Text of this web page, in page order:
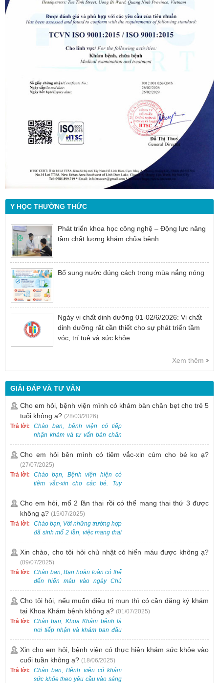
Y HỌC THƯỜNG THỨC
Phát triển khoa học công nghệ – Động lực nâng
tầm chất lượng khám chữa bệnh
Bổ sung nước đúng cách trong mùa nắng nóng
Ngày vi chất dinh dưỡng 01-02/6/2026: Vi chất
dinh dưỡng rất cần thiết cho sự phát triển tầm
vóc, trí tuệ và sức khỏe
Xem thêm
GIẢI ĐÁP VÀ TƯ VẤN
Cho em hỏi, bệnh viện mình có khám bàn chân bẹt cho trẻ 5
tuổi không ạ? (28/03/2026)
Trả lời:
Chào bạn, bệnh viện có tiếp
nhận khám và tư vấn bàn chân
bẹt cho trẻ em, bao gồm cả trẻ 5
tuổi. Bạn có thể đưa bé đến
Khoa Khám bệnh của bệnh viện
để được bác sĩ chuyên khoa
thăm khám. Ngoài ra, để thuận
tiện hơn, bạn có thể đặt lịch
0988 270 115. Nếu cần hỗ trợ
thêm, vui lòng liên hệ qua Zalo
hoặc Fanpage Bệnh viện Việt
Nam - Thụy Điển Uông Bí.
Cho em hỏi bên mình có tiêm vắc-xin cúm cho bé ko ạ?
(27/07/2025)
Trả lời:
Chào bạn, Bệnh viện hiện có
tiêm vắc-xin cho các bé. Tuy
nhiên, các loại vắc-xin thường về
theo từng đợt, không phải lúc
nào cũng có sẵn.
Cho em hỏi, mổ 2 lần thai rồi có thể mang thai thứ 3 được
không ạ? (15/07/2025)
Trả lời:
Chào bạn, Với những trường hợp
đã sinh mổ 2 lần, việc mang thai
lần 3 vẫn có thể thực hiện được.
Tại Bệnh viện, chúng tôi đã tiếp
nhận và hỗ trợ nhiều thai phụ có
nhu cầu tương tự.
Xin chào, cho tôi hỏi chủ nhật có hiến máu được không ạ?
(09/07/2025)
Trả lời:
Chào bạn, Bạn hoàn toàn có thể
đến hiến máu vào ngày Chủ
Nhật.
Cho tôi hỏi, nếu muốn điều trị mụn thì có cần đăng ký khám
tại Khoa Khám bệnh không ạ? (01/07/2025)
Trả lời:
Chào bạn, Khoa Khám bệnh là
nơi tiếp nhận và khám ban đầu
cho tất cả các trường hợp, bao
gồm cả điều trị mụn. Vì vậy, bạn
cần đăng ký khám tại Khoa
Khám bệnh trước.
Xin cho em hỏi, bệnh viện có thực hiện khám sức khỏe vào
cuối tuần không ạ? (18/06/2025)
Trả lời:
Chào bạn, Bệnh viện có khám
sức khỏe theo yêu cầu vào sáng